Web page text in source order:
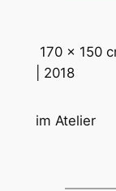
170 x 150
| 2018
im Atelier